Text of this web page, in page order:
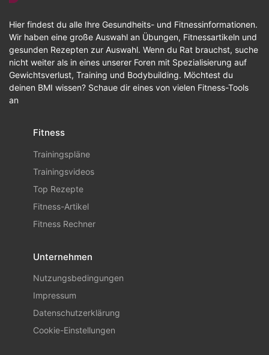
Hier findest du alle Ihre Gesundheits- und Fitnessinformationen.
Wir haben eine große Auswahl an Übungen, Fitnessartikeln und
gesunden Rezepten zur Auswahl. Wenn du Rat brauchst, suche
nicht weiter als in eines unserer Foren mit Spezialisierung auf
Gewichtsverlust, Training und Bodybuilding. Möchtest du
deinen BMI wissen? Schaue dir eines von vielen Fitness-Tools
an
Fitness
Trainingspläne
Trainingsvideos
Top Rezepte
Fitness-Artikel
Fitness Rechner
Unternehmen
Nutzungsbedingungen
Impressum
Datenschutzerklärung
Cookie-Einstellungen